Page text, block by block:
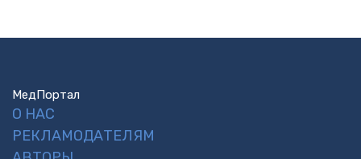
МедПортал
О НАС
РЕКЛАМОДАТЕЛЯМ